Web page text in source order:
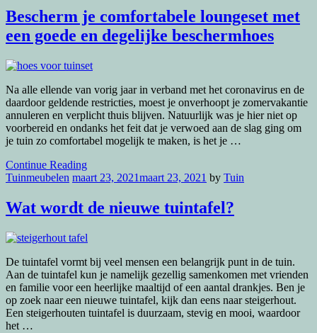
Bescherm je comfortabele loungeset met
een goede en degelijke beschermhoes
Na alle ellende van vorig jaar in verband met het coronavirus en de
daardoor geldende restricties, moest je onverhoopt je zomervakantie
annuleren en verplicht thuis blijven. Natuurlijk was je hier niet op
voorbereid en ondanks het feit dat je verwoed aan de slag ging om
je tuin zo comfortabel mogelijk te maken, is het je …
Continue Reading
Tuinmeubelen maart 23, 2021maart 23, 2021 by Tuin
Wat wordt de nieuwe tuintafel?
De tuintafel vormt bij veel mensen een belangrijk punt in de tuin.
Aan de tuintafel kun je namelijk gezellig samenkomen met vrienden
en familie voor een heerlijke maaltijd of een aantal drankjes. Ben je
op zoek naar een nieuwe tuintafel, kijk dan eens naar steigerhout.
Een steigerhouten tuintafel is duurzaam, stevig en mooi, waardoor
het …